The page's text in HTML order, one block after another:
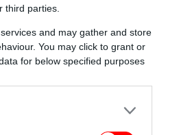
third parties.
and may gather and store
You may click to grant or
for below specified purposes